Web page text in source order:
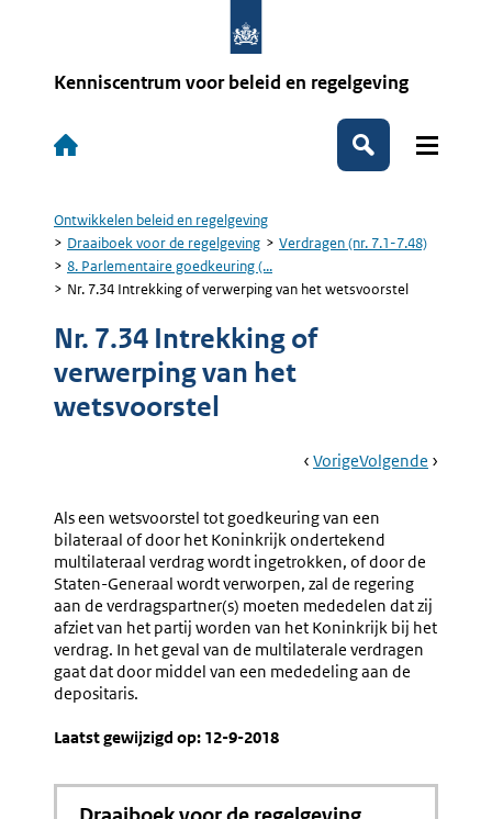
Kenniscentrum voor beleid en regelgeving
Hoofdnavigatie
Zoeken
Kruimelpad
Ontwikkelen beleid en regelgeving
Draaiboek voor de regelgeving
Verdragen (nr. 7.1-7.48)
8. Parlementaire goedkeuring (...
Nr. 7.34 Intrekking of verwerping van het wetsvoorstel
Nr. 7.34 Intrekking of
verwerping van het
wetsvoorstel
Book
Ga
VorigePagina:
Amendementen
Ga
Volgende Pagina:
Als een wetsvoorstel tot goedkeuring van een
bilateraal of door het Koninkrijk ondertekend
multilateraal verdrag wordt ingetrokken, of door de
Staten-Generaal wordt verworpen, zal de regering
aan de verdragspartner(s) moeten mededelen dat zij
afziet van het partij worden van het Koninkrijk bij het
verdrag. In het geval van de multilaterale verdragen
gaat dat door middel van een mededeling aan de
depositaris.
Laatst gewijzigd op: 12-9-2018